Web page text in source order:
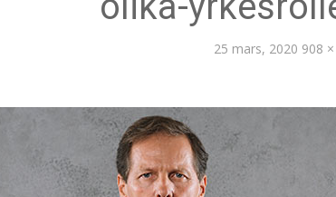
25 mars, 2020 908